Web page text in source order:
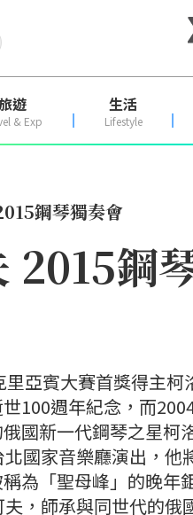
遊
& Exp
生活
Lifestyle
鋼琴獨奏會
2015鋼
亞賓大賽首獎得主
100週年紀念，而
國新一代鋼琴之星
國家音樂廳演出，
為「聖母峰」的晚年
，師承與同世代的